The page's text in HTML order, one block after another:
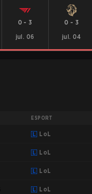
0- 3
jul. 06
0 - 3
jul. 04
ESPORT
LoL
LoL
LoL
LoL